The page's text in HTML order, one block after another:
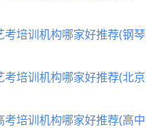
考培训机构哪家好推荐(钢
考培训机构哪家好推荐(北
考培训机构哪家好推荐(高